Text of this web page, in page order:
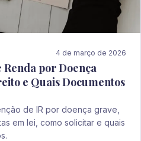
4 de março de 2026
por Doença
e Quais Documentos
de IR por doença grave,
em lei, como solicitar e quais